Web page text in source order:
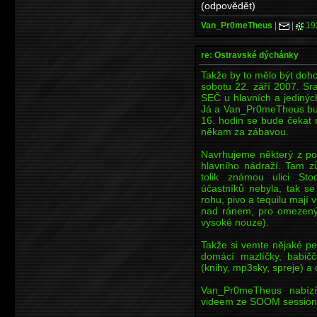
(odpovědět)
Van_Pr0meTheus | |
re: Ostravské dýchánky
Takže by to mělo být
sobotu 22. září 2007.
SEČ u hlavních a
Já a Van_Pr0meTheus
16. hodin se bude
někam za zábavou.
Navrhujeme některý z
hlavního nádraží. Tam
tolik známou ulici
účastníků nebyla, tak
rohu, pivo a tequilu mají
nad ránem, pro
vysoké nouze).
Takže si vemte nějaké
domácí mazlíčky,
(knihy, mp3sky, spreje)
Van_Pr0meTheus
videem ze SOOM